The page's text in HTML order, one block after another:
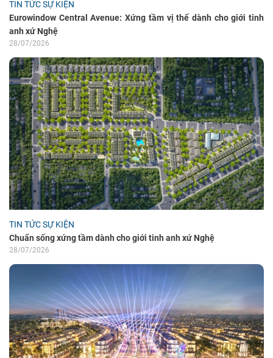
TIN TỨC SỰ KIỆN
Eurowindow Central Avenue: Xứng tầm vị thế dành cho giới tinh
anh xứ Nghệ
28/07/2026
TIN TỨC SỰ KIỆN
Chuẩn sống xứng tầm dành cho giới tinh anh xứ Nghệ
28/07/2026